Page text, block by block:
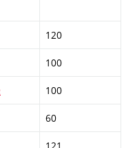
120
100
100
60